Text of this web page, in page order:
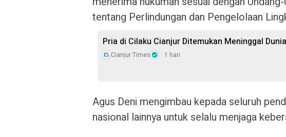
tentang Perlindungan dan Pengelolaan
Pria di Cilaku Cianjur Ditemukan Meninggal
Cianjur Times 1 hari
Agus Deni mengimbau kepada seluruh
nasional lainnya untuk selalu menjaga